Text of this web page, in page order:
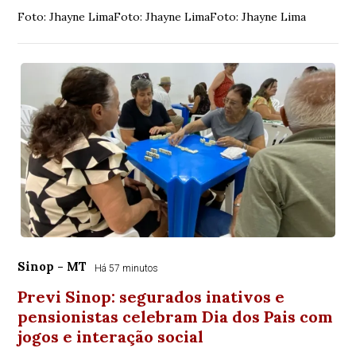
Foto: Jhayne LimaFoto: Jhayne LimaFoto: Jhayne Lima
Sinop - MT Há 57 minutos
Previ Sinop: segurados inativos e
pensionistas celebram Dia dos Pais com
jogos e interação social